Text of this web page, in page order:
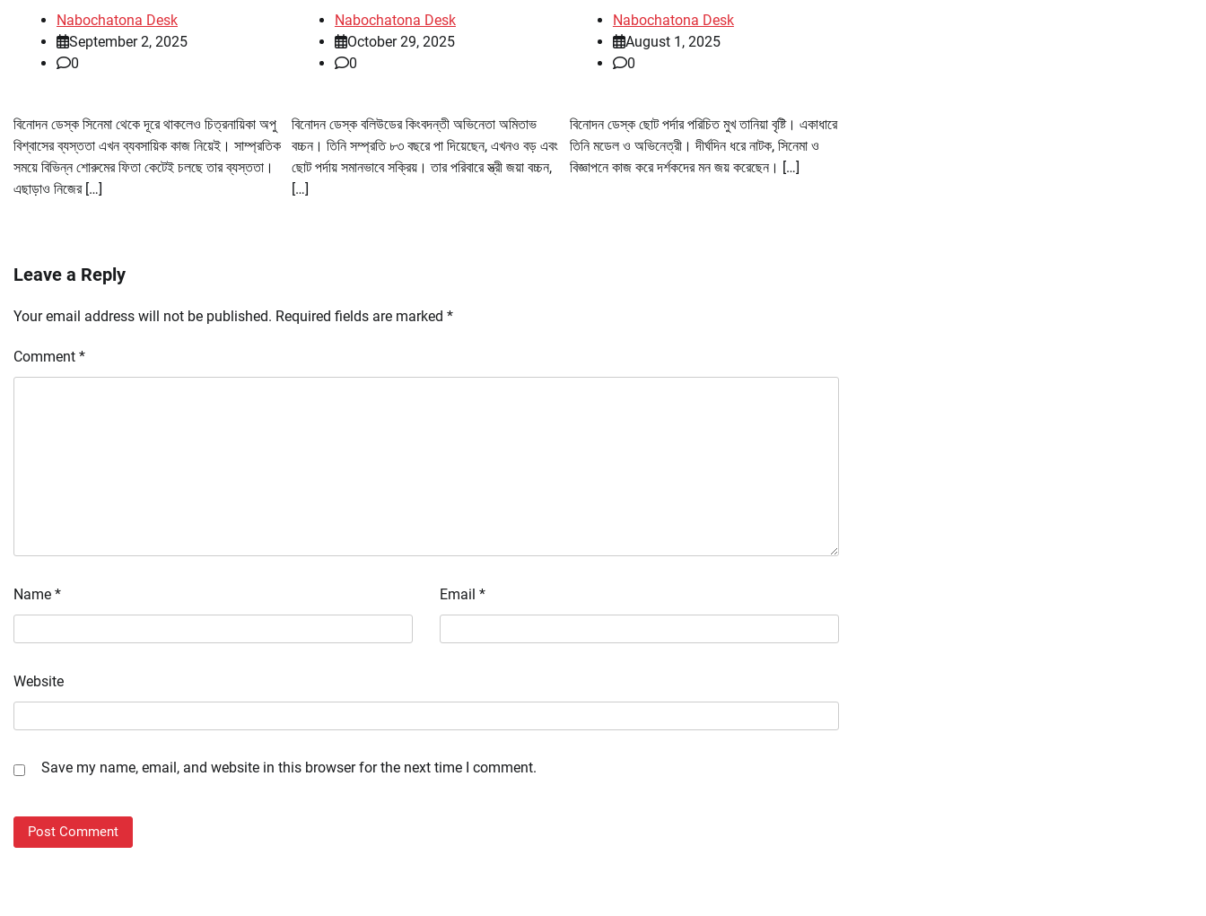
Nabochatona Desk
September 2, 2025
0
বিনোদন ডেস্ক সিনেমা থেকে দূরে থাকলেও চিত্রনায়িকা অপু
বিশ্বাসের ব্যস্ততা এখন ব্যবসায়িক কাজ নিয়েই। সাম্প্রতিক
সময়ে বিভিন্ন শোরুমের ফিতা কেটেই চলছে তার ব্যস্ততা।
এছাড়াও নিজের […]
Nabochatona Desk
October 29, 2025
0
বিনোদন ডেস্ক বলিউডের কিংবদন্তী অভিনেতা অমিতাভ
বচ্চন। তিনি সম্প্রতি ৮৩ বছরে পা দিয়েছেন, এখনও বড় এবং
ছোট পর্দায় সমানভাবে সক্রিয়। তার পরিবারে স্ত্রী জয়া বচ্চন,
[…]
Nabochatona Desk
August 1, 2025
0
বিনোদন ডেস্ক ছোট পর্দার পরিচিত মুখ তানিয়া বৃষ্টি। একাধারে
তিনি মডেল ও অভিনেত্রী। দীর্ঘদিন ধরে নাটক, সিনেমা ও
বিজ্ঞাপনে কাজ করে দর্শকদের মন জয় করেছেন। […]
Leave a Reply
Your email address will not be published. Required fields are marked *
Comment *
Name * Email *
Website
Save my name, email, and website in this browser for the next time I comment.